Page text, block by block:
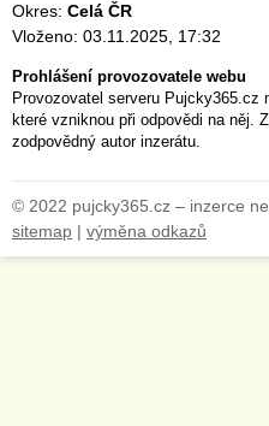
Okres: Celá ČR
Vloženo: 03.11.2025, 17:32
Prohlášení provozovatele webu
Provozovatel serveru Pujcky365.cz
které vzniknou při odpovědi na něj.
zodpovědný autor inzerátu.
© 2022 pujcky365.cz – inzerce
sitemap | výměna odkazů